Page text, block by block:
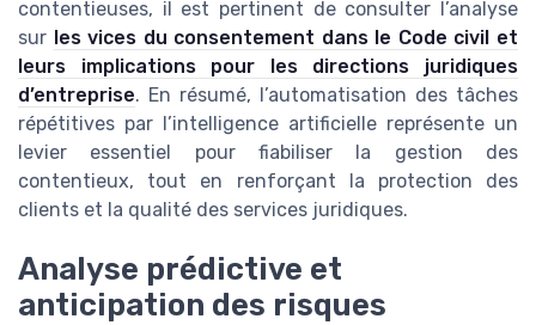
contentieuses, il est pertinent de consulter l’analyse
sur les vices du consentement dans le Code civil et
leurs implications pour les directions juridiques
d’entreprise. En résumé, l’automatisation des tâches
répétitives par l’intelligence artificielle représente un
levier essentiel pour fiabiliser la gestion des
contentieux, tout en renforçant la protection des
clients et la qualité des services juridiques.
Analyse prédictive et
anticipation des risques